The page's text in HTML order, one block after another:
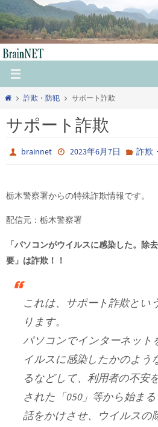
コ
ン
テ
ン
へ
ス
ホ
ム
詐欺・防犯 サポート詐欺
サポート詐欺
brainnet 2023年6月7日 詐欺
栃木警察署からの特殊詐欺情報です。
配信元：栃木警察署
「パソコンがウイルスに感染した。除
要」は詐欺！！
これは、サポート詐欺とい
ります。
パソコンでインターネット
イルスに感染したかのよう
るなどして、利用者の不安
された「050」等から始ま
話をかけさせ、ウイルスの